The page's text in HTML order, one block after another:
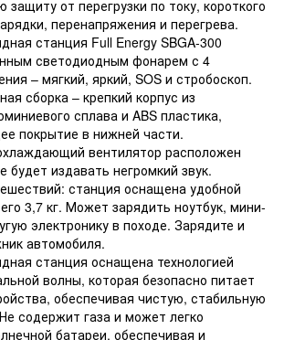
от перегрузки по току, короткого
перенапряжения и перегрева.
станция Full Energy SBGA-300
светодиодным фонарем с 4
– мягкий, яркий, SOS и стробоскоп.
сборка – крепкий корпус из
сплава и ABS пластика,
покрытие в нижней части.
вентилятор расположен
будет издавать негромкий звук.
станция оснащена удобной
3,7 кг. Может зарядить ноутбук, мини-
электронику в походе. Зарядите и
автомобиля.
станция оснащена технологией
волны, которая безопасно питает
обеспечивая чистую, стабильную
содержит газа и может легко
батареи, обеспечивая и